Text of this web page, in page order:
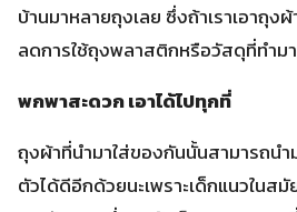
บ้านมาหลายถุงเลย ซึ่งถ้าเราเอาถุง
ลดการใช้ถุงพลาสติกหรือวัสดุที่ทำม
พกพาสะดวก เอาได้ไปทุกที่
ถุงผ้าที่นำมาใส่ของกันนั้นสามารถนำ
ตัวได้ดีอีกด้วยนะเพราะเด็กแนวในส